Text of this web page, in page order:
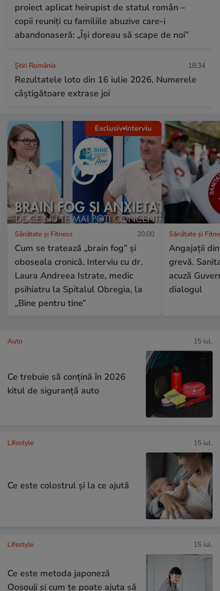
proiect aplicat heirupist de statul român –
copii reuniți cu familiile abuzive care-i
abandonaseră: „Își doreau să scape de noi”
Știri România 18:34
Rezultatele loto din 16 iulie 2026. Numerele
câștigătoare extrase joi
Exclusiv Interviu
Sănătate și Fitness 20:00
Cum se tratează „brain fog” și
oboseala cronică. Interviu cu dr.
Laura Andreea Istrate, medic
psihiatru la Spitalul Obregia, la
„Bine pentru tine”
Sănătate și
Angajații
grevă.
acuză
dialogul
Auto 15 iul.
Ce trebuie să conţină în 2026
kitul de siguranţă auto
Lifestyle 15 iul.
Ce este colostrul și la ce ajută
Lifestyle 15 iul.
Ce este metoda japoneză
Oosouji și cum te poate ajuta să